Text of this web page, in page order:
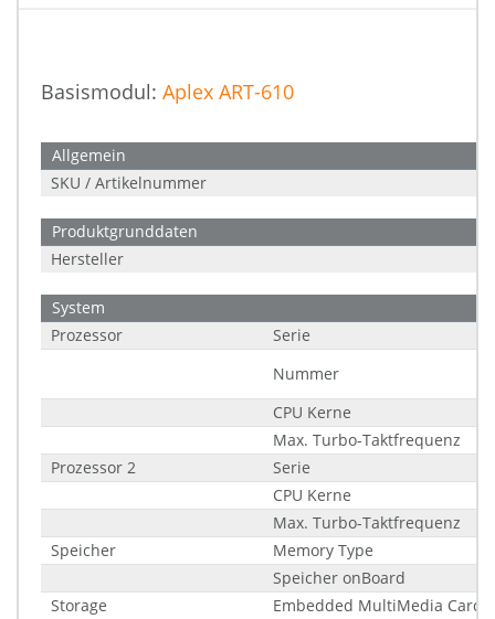
Basismodul: Aplex ART-610
Allgemein
SKU / Artikelnummer
Produktgrunddaten
Hersteller
System
Prozessor
Serie
Nummer
CPU Kerne
Max. Turbo-Taktfrequenz
Prozessor 2
Serie
CPU Kerne
Max. Turbo-Taktfrequenz
Speicher
Memory Type
Speicher onBoard
Storage
Embedded MultiMedia Card